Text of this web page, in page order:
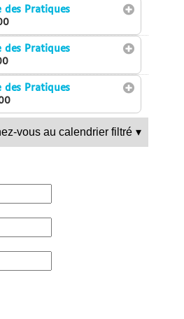
des Pratiques
des Pratiques
des Pratiques
vous au calendrier filtré ▾